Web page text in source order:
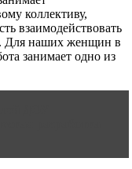
коллективу,
взаимодействовать
Для наших женщин в
занимает одно из